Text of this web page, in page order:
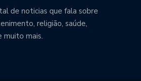
de noticias que fala sobre
religião, saúde,
muito mais.